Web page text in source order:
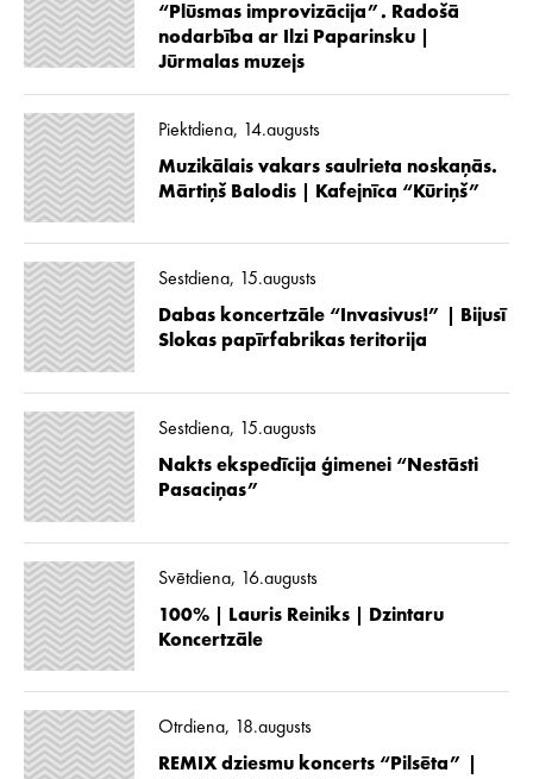
“Plūsmas improvizācija”. Radošā
nodarbība ar Ilzi Paparinsku |
Jūrmalas muzejs
Piektdiena, 14.augusts
Muzikālais vakars saulrieta noskaņās.
Mārtiņš Balodis | Kafejnīca “Kūriņš”
Sestdiena, 15.augusts
Dabas koncertzāle “Invasivus!” | Bijusī
Slokas papīrfabrikas teritorija
Sestdiena, 15.augusts
Nakts ekspedīcija ģimenei “Nestāsti
Pasaciņas”
Svētdiena, 16.augusts
100% | Lauris Reiniks | Dzintaru
Koncertzāle
Otrdiena, 18.augusts
REMIX dziesmu koncerts “Pilsēta” |